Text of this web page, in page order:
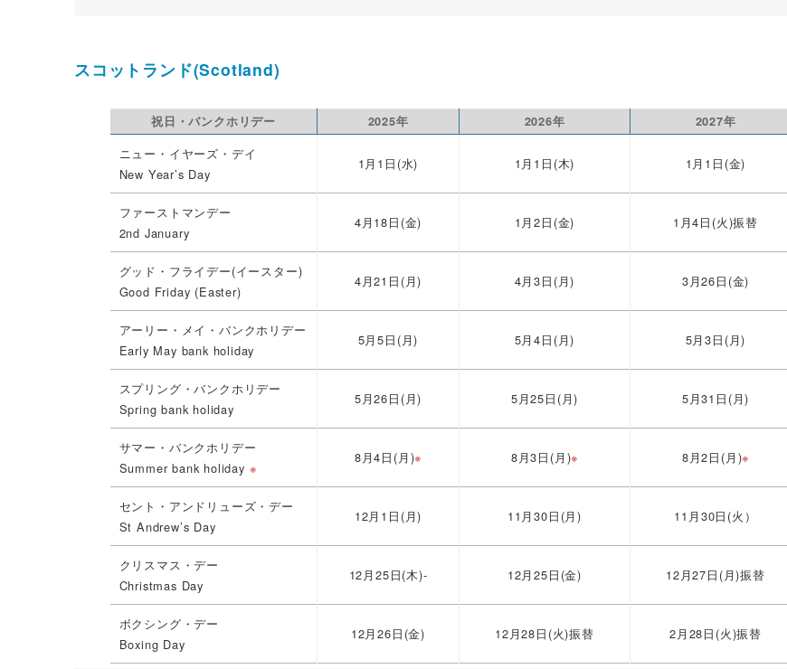
スコットランド(Scotland)
祝日・バンクホリデー 2025年 2026年 2027年
ニュー・イヤーズ・デイ
New Year’s Day
1月1日(水) 1月1日(木) 1月1日(金)
ファーストマンデー
2nd January
4月18日(金) 1月2日(金) 1月4日(火)振替
グッド・フライデー(イースター)
Good Friday (Easter)
4月21日(月) 4月3日(月) 3月26日(金)
アーリー・メイ・バンクホリデー
Early May bank holiday
5月5日(月) 5月4日(月) 5月3日(月)
スプリング・バンクホリデー
Spring bank holiday
5月26日(月) 5月25日(月) 5月31日(月)
サマー・バンクホリデー
Summer bank holiday ※
8月4日(月)※ 8月3日(月)※ 8月2日(月)※
セント・アンドリューズ・デー
St Andrew’s Day
12月1日(月) 11月30日(月) 11月30日(火）
クリスマス・デー
Christmas Day
12月25日(木)- 12月25日(金) 12月27日(月)振替
ボクシング・デー
Boxing Day
12月26日(金) 12月28日(火)振替 2月28日(火)振替